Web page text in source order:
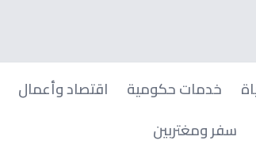
خدمات حكومية اقتصاد وأعمال
سفر ومغتربين